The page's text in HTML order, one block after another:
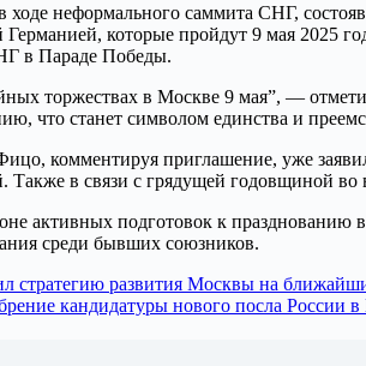
неформального саммита СНГ,
которые пройдут 9 мая 2025
в Параде Победы.
торжествах в Москве 9 мая”, —
что станет символом единства и
комментируя приглашение, уже
в связи с грядущей годовщиной во
активных подготовок к празднованию
среди бывших союзников.
стратегию развития Москвы на
кандидатуры нового посла России